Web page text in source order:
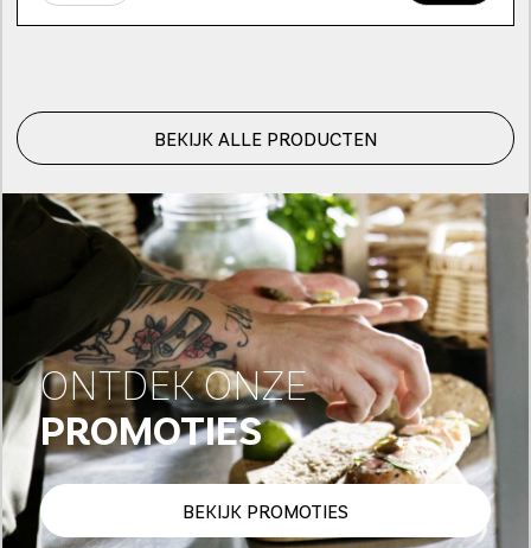
BEKIJK ALLE PRODUCTEN
ONTDEK ONZE
PROMOTIES
BEKIJK PROMOTIES